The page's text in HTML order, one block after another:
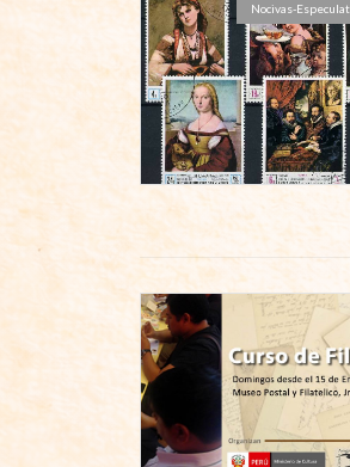
Nocivas-